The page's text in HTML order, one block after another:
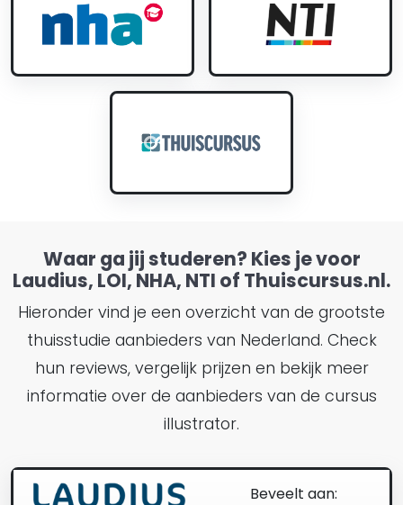
Waar ga jij studeren? Kies je voor
Laudius, LOI, NHA, NTI of Thuiscursus.nl.
Hieronder vind je een overzicht van de grootste
thuisstudie aanbieders van Nederland. Check
hun reviews, vergelijk prijzen en bekijk meer
informatie over de aanbieders van de cursus
illustrator.
Beveelt aan: